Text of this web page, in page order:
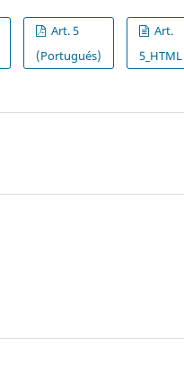
Art. 5
(Portugués)
Art.
5_HTML